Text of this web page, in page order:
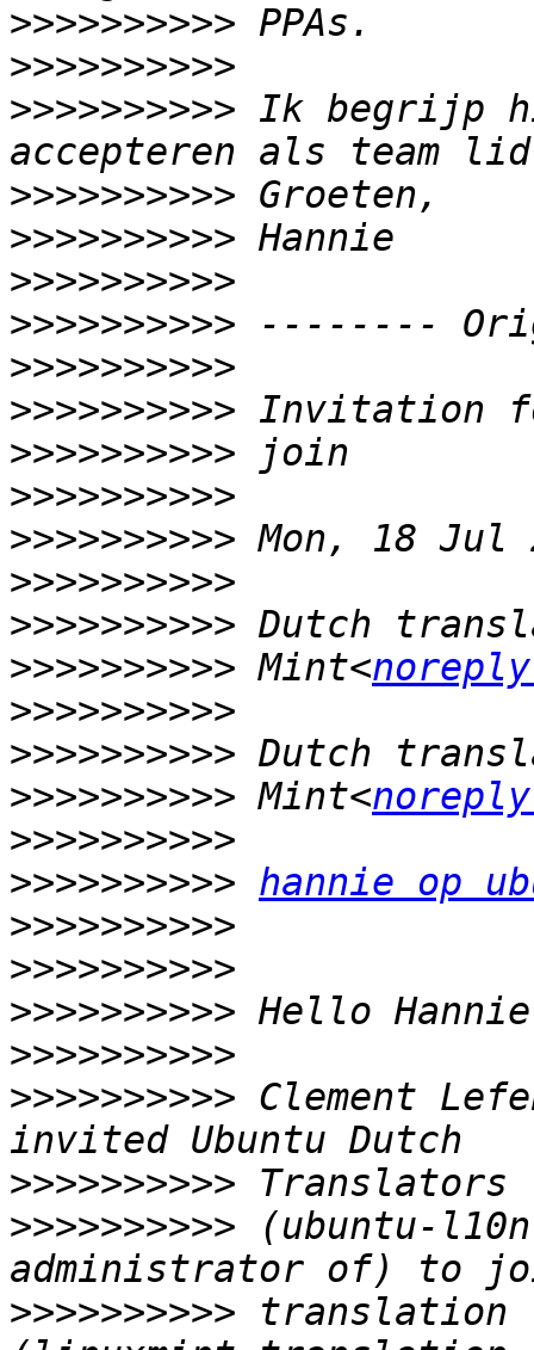
>>>>>>>>>>
>>>>>>>>>>
>>>>>>>>>> Ik begrijp
>>>>>>>>>>
>>>>>>>>>>
>>>>>>>>>>
>>>>>>>>>>
>>>>>>>>>>
>>>>>>>>>>
>>>>>>>>>>
>>>>>>>>>>
>>>>>>>>>>
>>>>>>>>>>
>>>>>>>>>>
>>>>>>>>>> Mint<
>>>>>>>>>>
>>>>>>>>>>
>>>>>>>>>> Mint<
>>>>>>>>>>
>>>>>>>>>> hannie op
>>>>>>>>>>
>>>>>>>>>>
>>>>>>>>>>
>>>>>>>>>>
>>>>>>>>>> Clement
>>>>>>>>>>
>>>>>>>>>> (ubuntu-
>>>>>>>>>> translation